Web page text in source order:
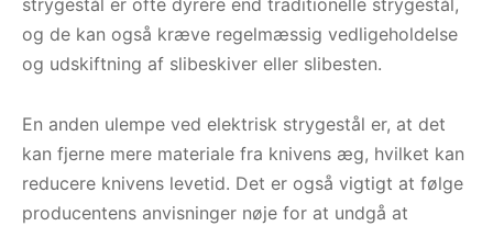
strygestål er ofte dyrere end traditionelle strygestål,
og de kan også kræve regelmæssig vedligeholdelse
og udskiftning af slibeskiver eller slibesten.
En anden ulempe ved elektrisk strygestål er, at det
kan fjerne mere materiale fra knivens æg, hvilket kan
reducere knivens levetid. Det er også vigtigt at følge
producentens anvisninger nøje for at undgå at